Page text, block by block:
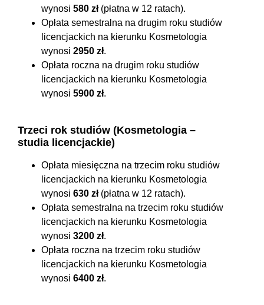
wynosi 580 zł(płatna w 12 ratach).
Opłata semestralna na drugim roku studiów
licencjackich na kierunku Kosmetologia
wynosi 2950 zł.
Opłata roczna na drugim roku studiów
licencjackich na kierunku Kosmetologia
wynosi 5900 zł.
Trzeci rok studiów (Kosmetologia –
studia licencjackie)
Opłata miesięczna na trzecim roku studiów
licencjackich na kierunku Kosmetologia
wynosi 630 zł(płatna w 12 ratach).
Opłata semestralna na trzecim roku studiów
licencjackich na kierunku Kosmetologia
wynosi 3200 zł.
Opłata roczna na trzecim roku studiów
licencjackich na kierunku Kosmetologia
wynosi 6400 zł.